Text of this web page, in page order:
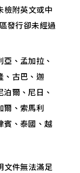
檢附英文或中
發行卻未經過
、孟加拉、
、古巴、迦
爾、尼日、
爾、索馬利
賓、泰國、越
文件無法滿足